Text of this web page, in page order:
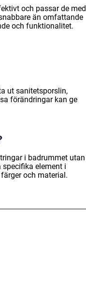
och passar de med
än omfattande
och funktionalitet.
ut sanitetsporslin,
förändringar kan ge
i badrummet utan
element i
och material.